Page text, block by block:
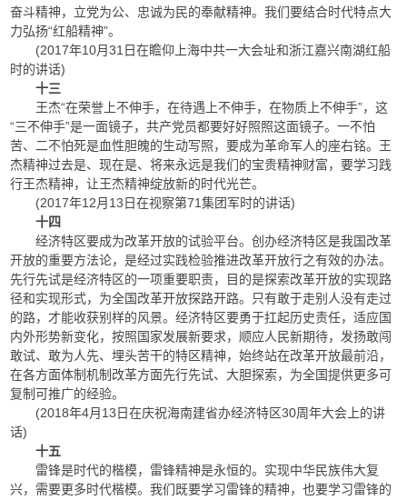
奋斗精神，立党为公、忠诚为民的奉献精神。我们要结合时代特点大
力弘扬“红船精神”。
(2017年10月31日在瞻仰上海中共一大会址和浙江嘉兴南湖红船
时的讲话)
十三
王杰“在荣誉上不伸手，在待遇上不伸手，在物质上不伸手”，这
“三不伸手”是一面镜子，共产党员都要好好照照这面镜子。一不怕
苦、二不怕死是血性胆魄的生动写照，要成为革命军人的座右铭。王
杰精神过去是、现在是、将来永远是我们的宝贵精神财富，要学习践
行王杰精神，让王杰精神绽放新的时代光芒。
(2017年12月13日在视察第71集团军时的讲话)
十四
经济特区要成为改革开放的试验平台。创办经济特区是我国改革
开放的重要方法论，是经过实践检验推进改革开放行之有效的办法。
先行先试是经济特区的一项重要职责，目的是探索改革开放的实现路
径和实现形式，为全国改革开放探路开路。只有敢于走别人没有走过
的路，才能收获别样的风景。经济特区要勇于扛起历史责任，适应国
内外形势新变化，按照国家发展新要求，顺应人民新期待，发扬敢闯
敢试、敢为人先、埋头苦干的特区精神，始终站在改革开放最前沿，
在各方面体制机制改革方面先行先试、大胆探索，为全国提供更多可
复制可推广的经验。
(2018年4月13日在庆祝海南建省办经济特区30周年大会上的讲
话)
十五
雷锋是时代的楷模，雷锋精神是永恒的。实现中华民族伟大复
兴，需要更多时代楷模。我们既要学习雷锋的精神，也要学习雷锋的